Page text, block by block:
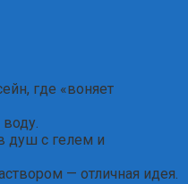
где «воняет
душ с гелем и
— отличная идея.